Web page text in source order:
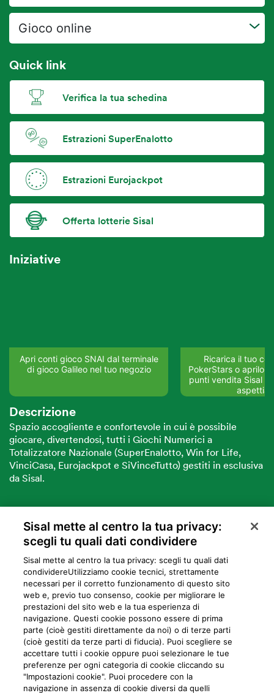
Gioco online
Quick link
Verifica la tua schedina
Estrazioni SuperEnalotto
Estrazioni Eurojackpot
Offerta lotterie Sisal
Iniziative
Apri conti gioco SNAI dal terminale
di gioco Galileo nel tuo negozio
Ricarica il tuo
PokerStars o aprilo
punti vendita Sisal
Descrizione
Spazio accogliente e confortevole in cui è possibile
giocare, divertendosi, tutti i Giochi Numerici a
Totalizzatore Nazionale (SuperEnalotto, Win for Life,
VinciCasa, Eurojackpot e SiVinceTutto) gestiti in esclusiva
da Sisal.
VUOI DIVENTARE PARTNER SISAL?
Privacy Cookie Mappa del sito Preferiti Iniziative
Programma
fedeltà
Sisal mette al centro la tua privacy:
scegli tu quali dati condividere
Sisal mette al centro la tua privacy: scegli tu quali dati
condividere​Utilizziamo cookie tecnici, strettamente
necessari per il corretto funzionamento di questo sito
web e, previo tuo consenso, cookie per migliorare le
prestazioni del sito web e la tua esperienza di
navigazione. Questi cookie possono essere di prima
parte (cioè gestiti direttamente da noi) o di terze parti
(cioè gestiti da terze parti di fiducia). Puoi scegliere se
accettare tutti i cookie oppure puoi selezionare le tue
preferenze per ogni categoria di cookie cliccando su
"Impostazioni cookie". Puoi procedere con la
navigazione in assenza di cookie diversi da quelli